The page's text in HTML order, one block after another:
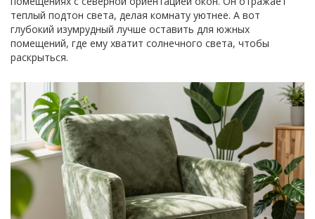
теплый подтон света, делая комнату уютнее. А вот
глубокий изумрудный лучше оставить для южных
помещений, где ему хватит солнечного света, чтобы
раскрыться.